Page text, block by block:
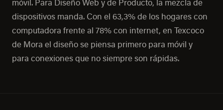
móvil. Para Diseño Web y de Producto, la mezcla de
dispositivos manda. Con el 63,3% de los hogares con
computadora frente al 78% con internet, en Texcoco
de Mora el diseño se piensa primero para móvil y
para conexiones que no siempre son rápidas.